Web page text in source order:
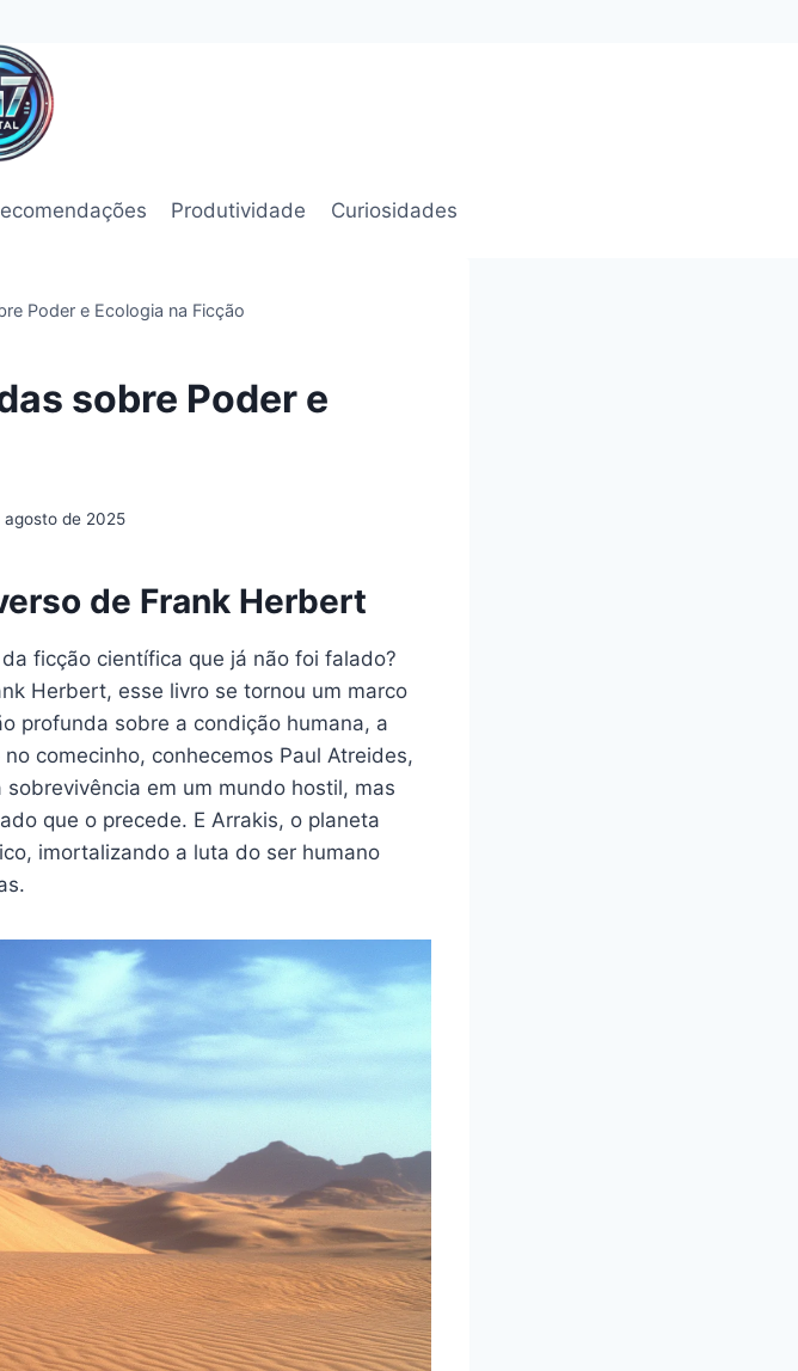
Produtividade Curiosidades
Poder e Ecologia na Ficção
sobre Poder e
agosto de 2025
de Frank Herbert
ficção científica que já não foi falado?
Herbert, esse livro se tornou um marco
profunda sobre a condição humana, a
comecinho, conhecemos Paul Atreides,
em um mundo hostil, mas
que o precede. E Arrakis, o planeta
imortalizando a luta do ser humano